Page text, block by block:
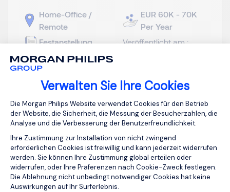
Verwalten Sie Ihre Cookies
Einwilligungsmanagementplattform:
Die Morgan Philips Website verwendet Cookies für den Betrieb
der Website, die Sicherheit, die Messung der Besucherzahlen, die
Analyse und die Verbesserung der Benutzerfreundlichkeit.
Ihre Zustimmung zur Installation von nicht zwingend
erforderlichen Cookies ist freiwillig und kann jederzeit widerrufen
werden. Sie können Ihre Zustimmung global erteilen oder
widerrufen, oder Ihre Präferenzen nach Cookie-Zweck festlegen.
Die Ablehnung nicht unbedingt notwendiger Cookies hat keine
Auswirkungen auf Ihr Surferlebnis.
Home-Office /
Remote
Festanstellung
EUR 60K - 70K
Per Year
Veröffentlicht am :
Unser Mandant ist eine international etablierte
Premium-Marke im Schmuck- und
Lifestylesegment mit hoher Markenbekanntheit,
starkem Designanspruch und einer ausgeprägten
Präsenz im stationären Handel. Im Zuge einer
Neuausrichtung der Vertriebsorganisation suchen
wir einen Area Sales Manager (m/w/d) für
Südwestdeut...